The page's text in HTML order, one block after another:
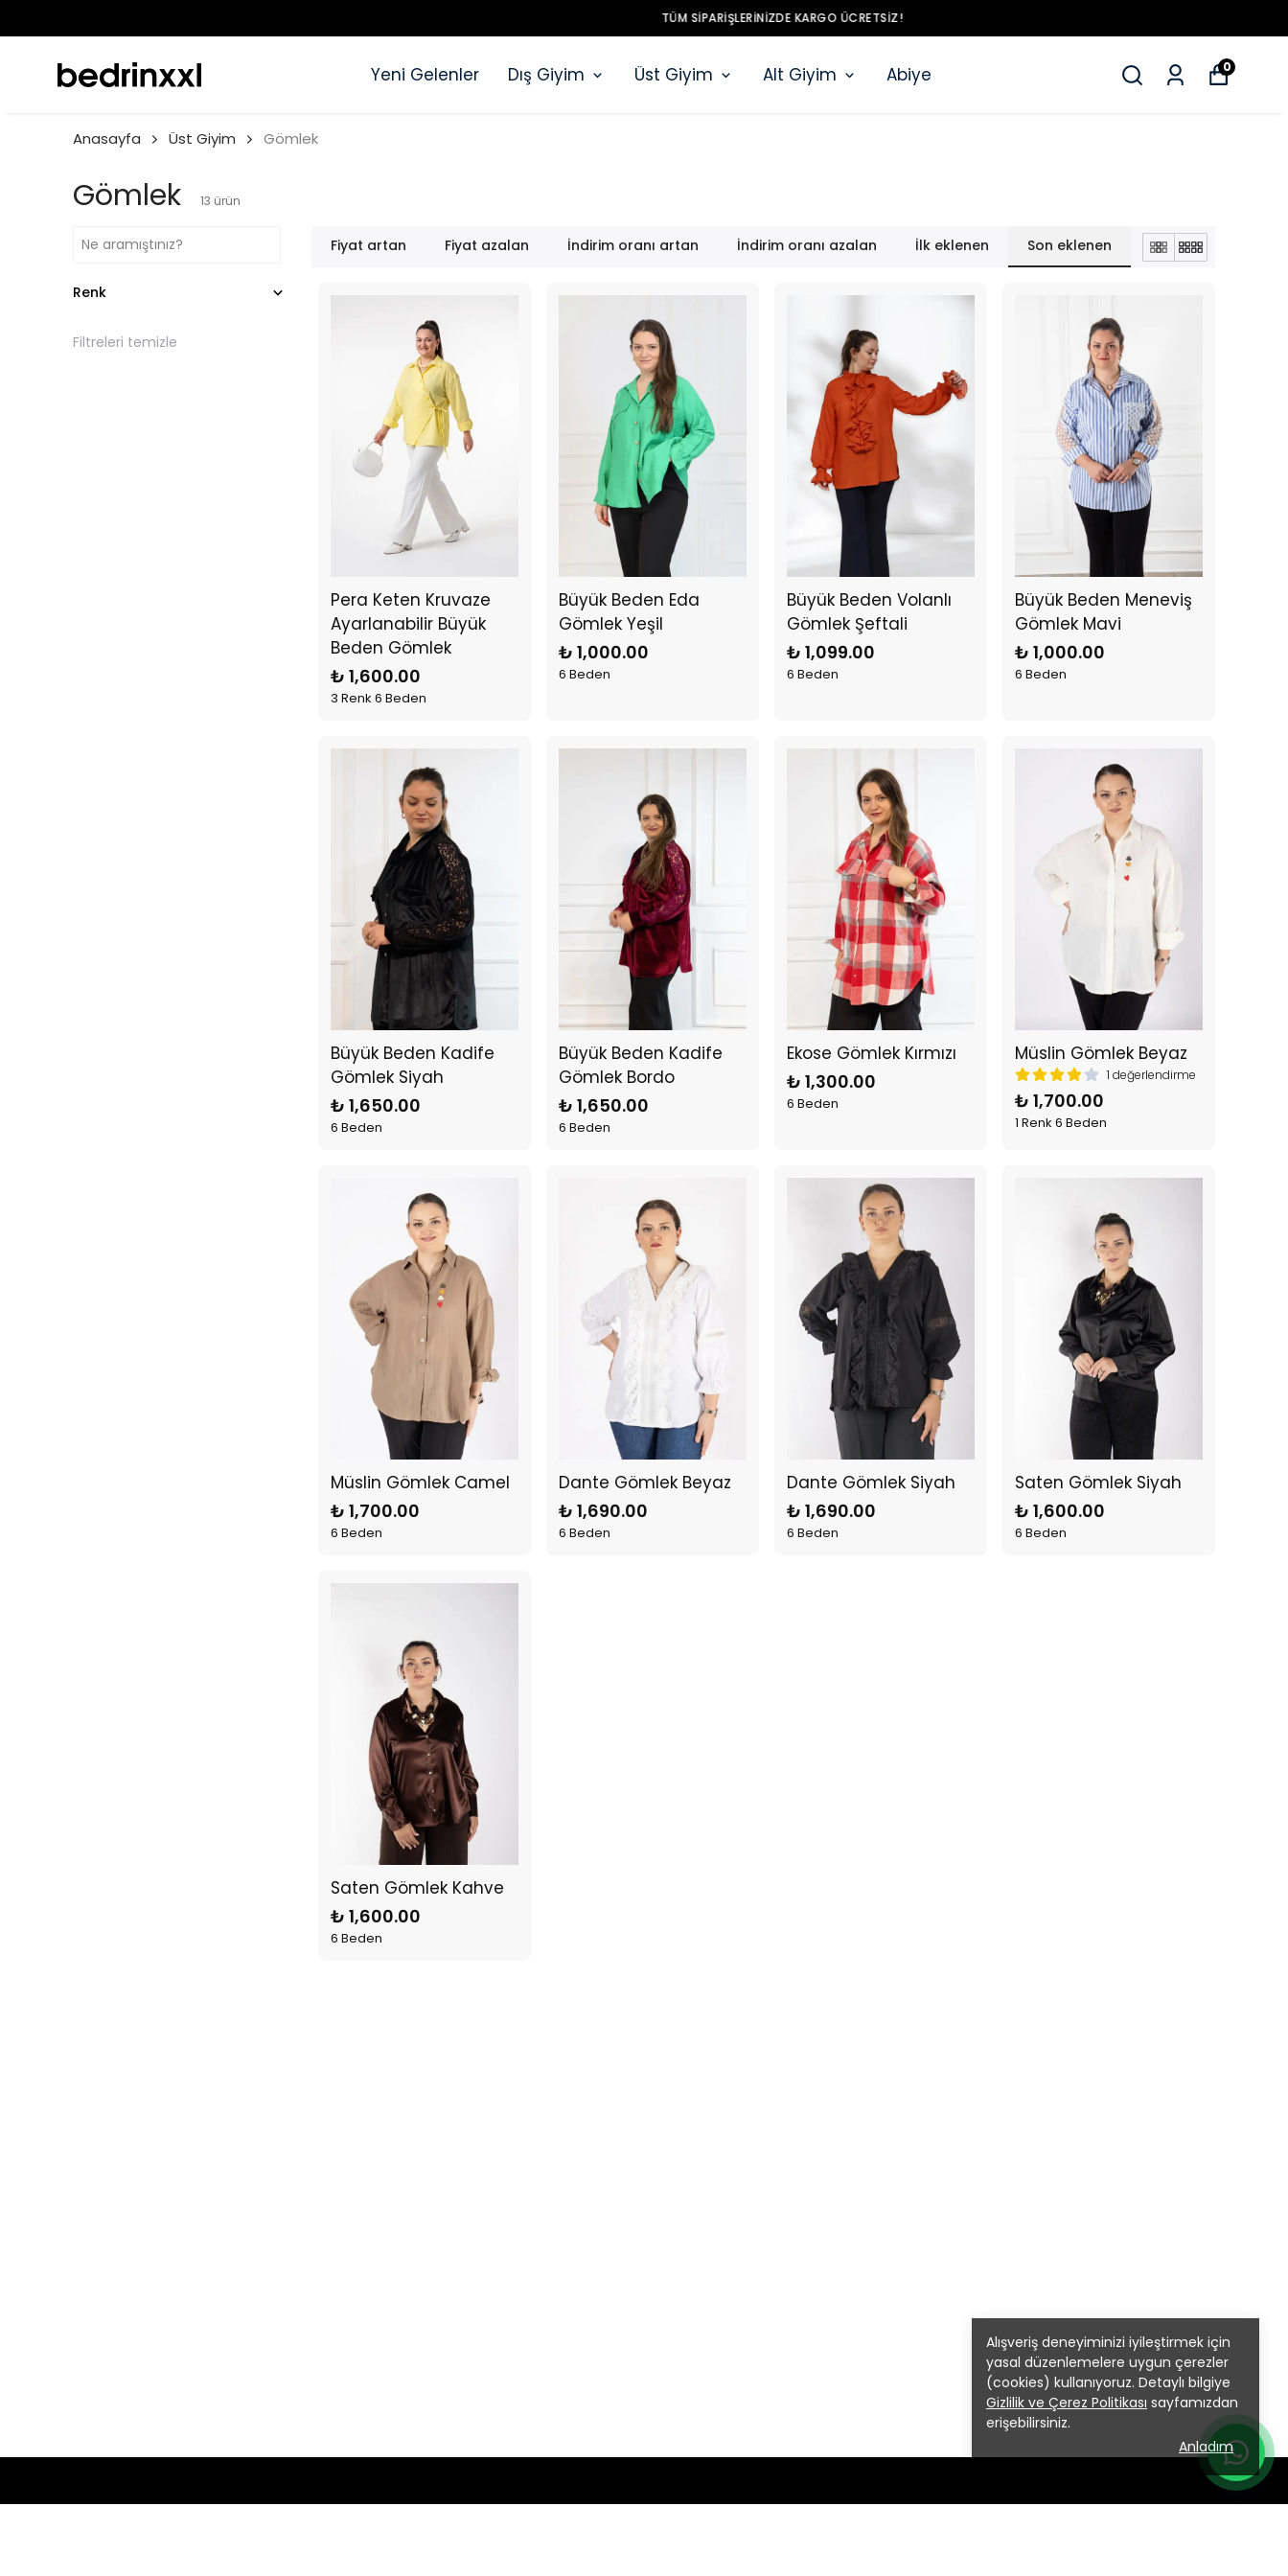
TÜM SIPARIŞLERINIZDE KARGO ÜCRETSIZ!
Yeni Gelenler Dış Giyim Üst Giyim Alt Giyim Abiye 0
Alışveriş deneyiminizi iyileştirmek için
yasal düzenlemelere uygun çerezler
(cookies) kullanıyoruz. Detaylı bilgiye
Gizlilik ve Çerez Politikası sayfamızdan
erişebilirsiniz.
Anladım
Anasayfa Üst Giyim Gömlek
Gömlek 13 ürün
Fiyat artan Fiyat azalan İndirim oranı artan İndirim oranı azalan İlk eklenen Son eklenen
Renk
Filtreleri temizle
Pera Keten Kruvaze
Ayarlanabilir Büyük
Beden Gömlek
₺ 1,600.00
3 Renk 6 Beden
Büyük Beden Eda
Gömlek Yeşil
₺ 1,000.00
6 Beden
Büyük Beden Volanlı
Gömlek Şeftali
₺ 1,099.00
6 Beden
Büyük Beden Meneviş
Gömlek Mavi
₺ 1,000.00
6 Beden
Büyük Beden Kadife
Gömlek Siyah
₺ 1,650.00
6 Beden
Büyük Beden Kadife
Gömlek Bordo
₺ 1,650.00
6 Beden
Ekose Gömlek Kırmızı
₺ 1,300.00
6 Beden
Müslin Gömlek Beyaz
1 değerlendirme
₺ 1,700.00
1 Renk 6 Beden
Müslin Gömlek Camel
₺ 1,700.00
6 Beden
Dante Gömlek Beyaz
₺ 1,690.00
6 Beden
Dante Gömlek Siyah
₺ 1,690.00
6 Beden
Saten Gömlek Siyah
₺ 1,600.00
6 Beden
Saten Gömlek Kahve
₺ 1,600.00
6 Beden